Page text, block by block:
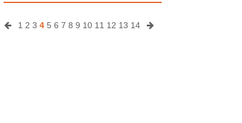
1 2 3 4 5 6 7 8 9 10 11 12 13 14